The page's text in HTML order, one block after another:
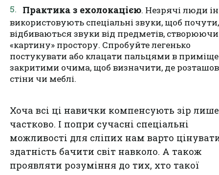
Практика з ехолокацією. Незрячі люди
використовують спеціальні звуки, щоб
відбиваються звуки від предметів, створюючи
«картину» простору. Спробуйте легенько
постукувати або клацати пальцями в
закритими очима, щоб визначити, де
стіни чи меблі.
Хоча всі ці навички компенсують зір лише
частково. І попри сучасні спеціальні
можливості для сліпих нам варто
здатність бачити світ навколо. А також
проявляти розуміння до тих, хто такої